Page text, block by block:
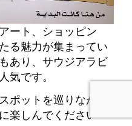
ート、ショッピン
る魅力が集まってい
あり、サウジアラビ
気です。
ポットを巡りなが
楽しんでください